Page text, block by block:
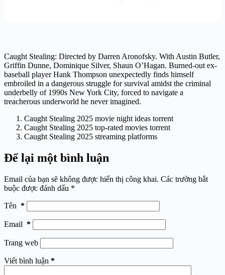
Caught Stealing: Directed by Darren Aronofsky. With Austin Butler,
Griffin Dunne, Dominique Silver, Shaun O’Hagan. Burned-out ex-
baseball player Hank Thompson unexpectedly finds himself
embroiled in a dangerous struggle for survival amidst the criminal
underbelly of 1990s New York City, forced to navigate a
treacherous underworld he never imagined.
Caught Stealing 2025 movie night ideas torrent
Caught Stealing 2025 top-rated movies torrent
Caught Stealing 2025 streaming platforms
Để lại một bình luận
Email của bạn sẽ không được hiển thị công khai. Các trường bắt
buộc được đánh dấu *
Tên *
Email *
Trang web
Viết bình luận *